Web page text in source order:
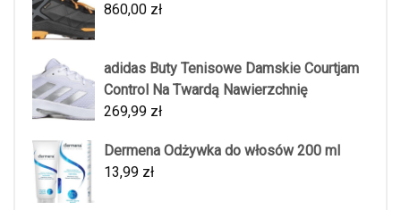
860,00 zł
adidas Buty Tenisowe Damskie Courtjam
Control Na Twardą Nawierzchnię
269,99 zł
Dermena Odżywka do włosów 200 ml
13,99 zł